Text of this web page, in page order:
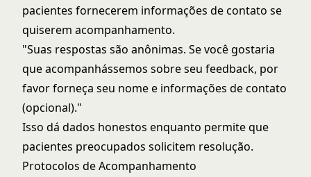
pacientes fornecerem informações de contato se
quiserem acompanhamento.
"Suas respostas são anônimas. Se você gostaria
que acompanhássemos sobre seu feedback, por
favor forneça seu nome e informações de contato
(opcional)."
Isso dá dados honestos enquanto permite que
pacientes preocupados solicitem resolução.
Protocolos de Acompanhamento